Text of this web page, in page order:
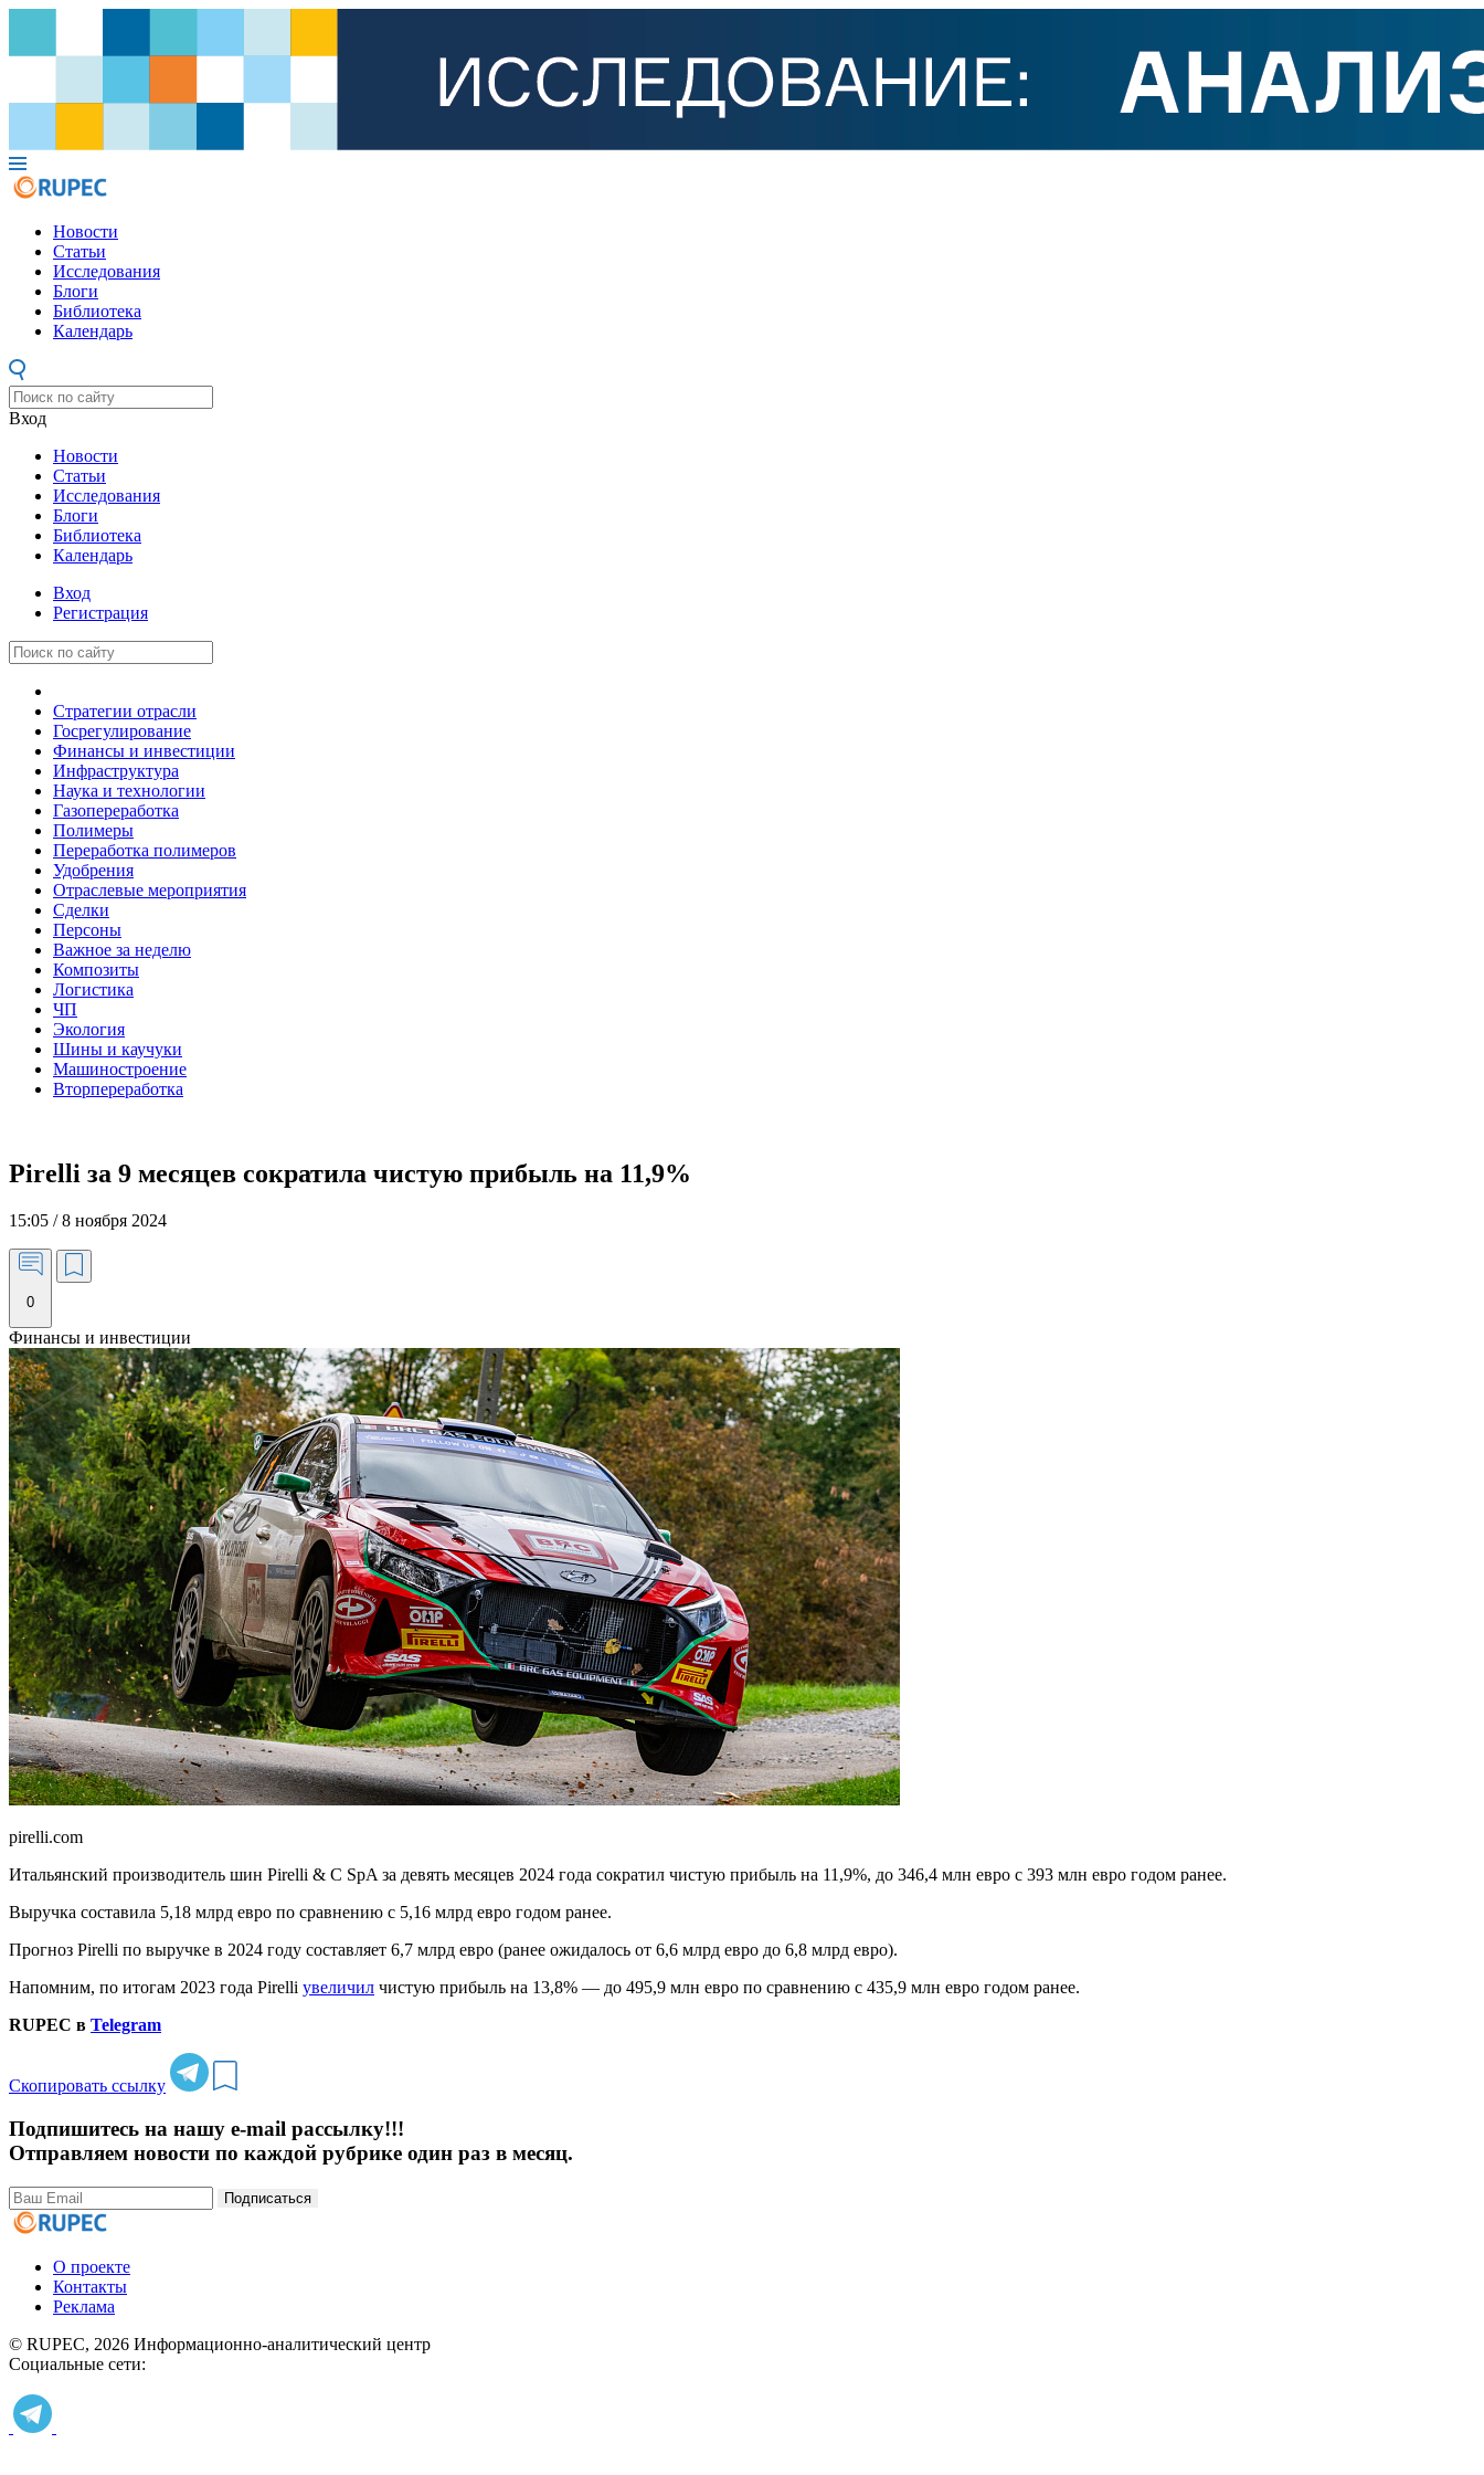
Новости
Статьи
Исследования
Блоги
Библиотека
Календарь
Вход
Новости
Статьи
Исследования
Блоги
Библиотека
Календарь
Вход
Регистрация
Стратегии отрасли
Госрегулирование
Финансы и инвестиции
Инфраструктура
Наука и технологии
Газопереработка
Полимеры
Переработка полимеров
Удобрения
Отраслевые мероприятия
Сделки
Персоны
Важное за неделю
Композиты
Логистика
ЧП
Экология
Шины и каучуки
Машиностроение
Вторпереработка
Pirelli за 9 месяцев сократила чистую прибыль на 11,9%
15:05 / 8 ноября 2024
0
pirelli.com
Итальянский производитель шин Pirelli & C SpA за девять месяцев 2024 года сократил чистую прибыль на 11,9%, до 346,4 млн евро с 393 млн евро годом ранее.
Выручка составила 5,18 млрд евро по сравнению с 5,16 млрд евро годом ранее.
Прогноз Pirelli по выручке в 2024 году составляет 6,7 млрд евро (ранее ожидалось от 6,6 млрд евро до 6,8 млрд евро).
Напомним, по итогам 2023 года Pirelli увеличил чистую прибыль на 13,8% — до 495,9 млн евро по сравнению с 435,9 млн евро годом ранее.
RUPEC в Telegram
Скопировать ссылку
Подпишитесь на нашу e-mail рассылку!!!
Отправляем новости по каждой рубрике один раз в месяц.
Подписаться
О проекте
Контакты
Реклама
© RUPEC, 2026 Информационно-аналитический центр
Социальные сети: